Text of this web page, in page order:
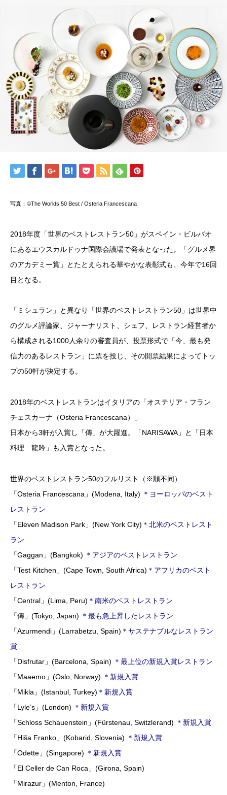
写真：©The Worlds 50 Best / Osteria Francescana
2018年度「世界のベストレストラン50」がスペイン・ビルバオ
にあるエウスカルドゥナ国際会議場で発表となった。「グルメ界
のアカデミー賞」とたとえられる華やかな表彰式も、今年で16回
目となる。
「ミシュラン」と異なり「世界のベストレストラン50」は世界中
のグルメ評論家、ジャーナリスト、シェフ、レストラン経営者か
ら構成される1000人余りの審査員が、投票形式で「今、最も発
信力のあるレストラン」に票を投じ、その開票結果によってトッ
プの50軒が決定する。
2018年のベストレストランはイタリアの「オステリア・フラン
チェスカーナ（Osteria Francescana）」
日本から3軒が入賞し「傳」が大躍進。「NARISAWA」と「日本
料理 龍吟」も入賞となった。
世界のベストレストラン50のフルリスト（※順不同）
「Osteria Francescana」(Modena, Italy) ＊ヨーロッパのベスト
レストラン
「Eleven Madison Park」(New York City) ＊北米のベストレスト
ラン
「Gaggan」(Bangkok) ＊アジアのベストレストラン
「Test Kitchen」(Cape Town, South Africa) ＊アフリカのベスト
レストラン
「Central」(Lima, Peru) ＊南米のベストレストラン
「傳」(Tokyo, Japan) ＊最も急上昇したレストラン
「Azurmendi」(Larrabetzu, Spain) ＊サステナブルなレストラン
賞
「Disfrutar」(Barcelona, Spain) ＊最上位の新規入賞レストラン
「Maaemo」(Oslo, Norway) ＊新規入賞
「Mikla」(Istanbul, Turkey) ＊新規入賞
「Lyle’s」(London) ＊新規入賞
「Schloss Schauenstein」(Fürstenau, Switzlerand) ＊新規入賞
「Hiša Franko」(Kobarid, Slovenia) ＊新規入賞
「Odette」(Singapore) ＊新規入賞
「El Celler de Can Roca」(Girona, Spain)
「Mirazur」(Menton, France)